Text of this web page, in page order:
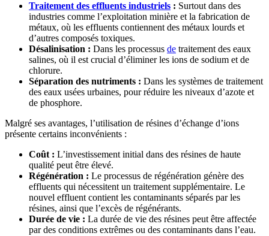
Traitement des effluents industriels : Surtout dans des
industries comme l’exploitation minière et la fabrication de
métaux, où les effluents contiennent des métaux lourds et
d’autres composés toxiques.
Désalinisation : Dans les processus de traitement des eaux
salines, où il est crucial d’éliminer les ions de sodium et de
chlorure.
Séparation des nutriments : Dans les systèmes de traitement
des eaux usées urbaines, pour réduire les niveaux d’azote et
de phosphore.
Malgré ses avantages, l’utilisation de résines d’échange d’ions
présente certains inconvénients :
Coût : L’investissement initial dans des résines de haute
qualité peut être élevé.
Régénération : Le processus de régénération génère des
effluents qui nécessitent un traitement supplémentaire. Le
nouvel effluent contient les contaminants séparés par les
résines, ainsi que l’excès de régénérants.
Durée de vie : La durée de vie des résines peut être affectée
par des conditions extrêmes ou des contaminants dans l’eau.